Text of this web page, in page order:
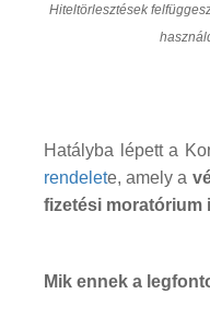
Hiteltörlesztések
Hatályba lépett a
rendelete, amely a
fizetési moratórium
Mik ennek a